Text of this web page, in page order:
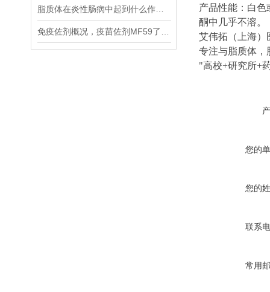
产品性能：白色
酮中几乎不溶。
艾伟拓（上海）
专注与脂质体，
"高校+研究所+
您的
您的
联系
常用